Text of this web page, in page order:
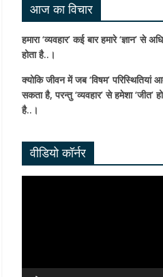
आज का विचार
हमारा ‘व्यवहार’ कई बार हमारे ‘ज्ञान’ से
होता है..।
क्योकि जीवन में जब ‘विषम’ परिस्थितियां
सकता है,परन्तु ‘व्यवहार’ से हमेशा ‘जीत’
है..।
वीडियो कॉर्नर